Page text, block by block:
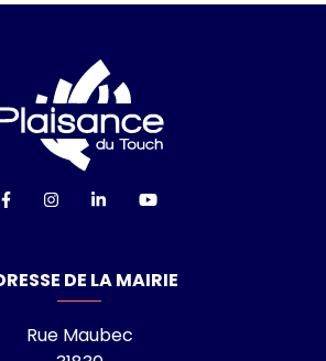
Lien vers le compte Facebook
Lien vers le compte Instagram
Lien vers le compte
Lien vers la chaîne
DE LA MAIRIE
Rue Maubec